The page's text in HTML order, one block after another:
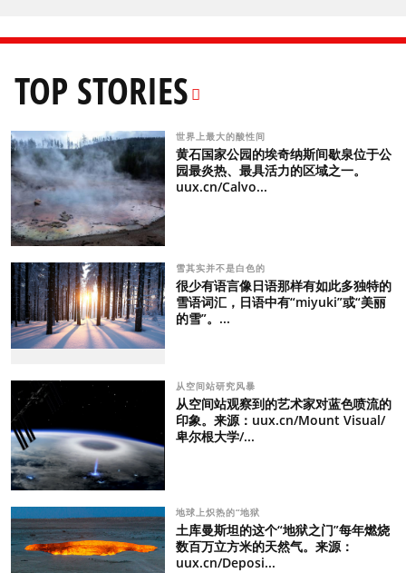
TOP STORIES
世界上最大的酸性间
黄石国家公园的埃奇纳斯间歇泉位于公
园最炎热、最具活力的区域之一。
uux.cn/Calvo...
雪其实并不是白色的
很少有语言像日语那样有如此多独特的
雪语词汇，日语中有“miyuki”或“美丽
的雪”。...
从空间站研究风暴
从空间站观察到的艺术家对蓝色喷流的
印象。来源：uux.cn/Mount Visual/
卑尔根大学/...
地球上炽热的“地狱
土库曼斯坦的这个“地狱之门”每年燃烧
数百万立方米的天然气。来源：
uux.cn/Deposi...